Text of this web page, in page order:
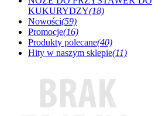
KUKURYDZY(18)
Nowości(59)
Promocje(16)
Produkty polecane(40)
Hity w naszym sklepie(11)